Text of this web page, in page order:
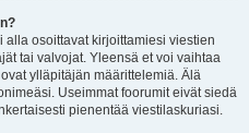
alla osoittavat kirjoittamiesi viestien
tai valvojat. Yleensä et voi vaihtaa
ylläpitäjän määrittelemiä. Älä
Useimmat foorumit eivät siedä
pienentää viestilaskuriasi.